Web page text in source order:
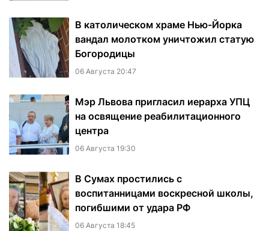
В католическом храме Нью-Йорка
вандал молотком уничтожил статую
Богородицы
06 Августа 20:47
Мэр Львова пригласил иерарха УПЦ
на освящение реабилитационного
центра
06 Августа 19:30
В Сумах простились с
воспитанницами воскресной школы,
погибшими от удара РФ
06 Августа 18:45